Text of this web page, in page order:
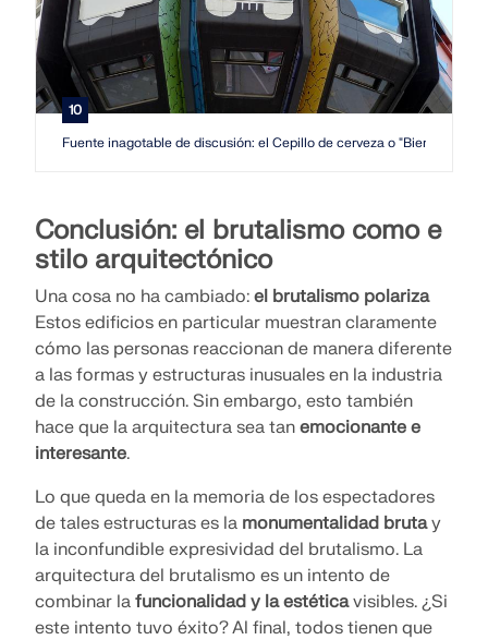
10
Fuente inagotable de discusión: el Cepillo de cerveza o "Bierpinsel"
Conclusión: el brutalismo como e
stilo arquitectónico
Una cosa no ha cambiado: el brutalismo polariza
Estos edificios en particular muestran claramente
cómo las personas reaccionan de manera diferente
a las formas y estructuras inusuales en la industria
de la construcción. Sin embargo, esto también
hace que la arquitectura sea tan emocionante e
interesante.
Lo que queda en la memoria de los espectadores
de tales estructuras es la monumentalidad brutay
la inconfundible expresividad del brutalismo. La
arquitectura del brutalismo es un intento de
combinar la funcionalidad y la estéticavisibles. ¿Si
este intento tuvo éxito? Al final, todos tienen que